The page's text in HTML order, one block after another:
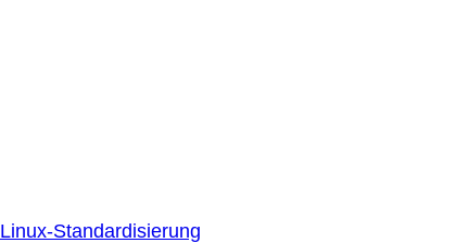
Linux-Standardisierung